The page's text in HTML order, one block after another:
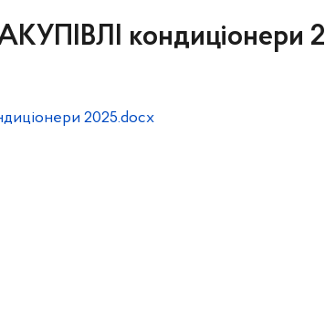
кондиціонери
2025.docx